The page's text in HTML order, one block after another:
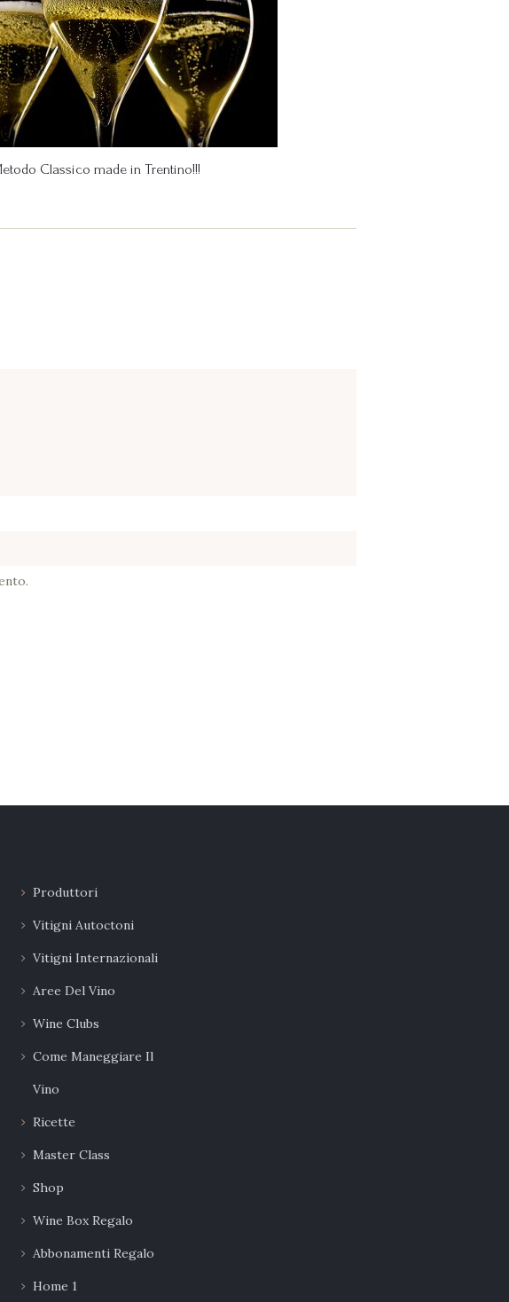
Classico made in Trentino!!!
Produttori
Vitigni Autoctoni
Vitigni Internazionali
Aree Del Vino
Wine Clubs
Come Maneggiare Il
Vino
Ricette
Master Class
Shop
Wine Box Regalo
Abbonamenti Regalo
Home 1